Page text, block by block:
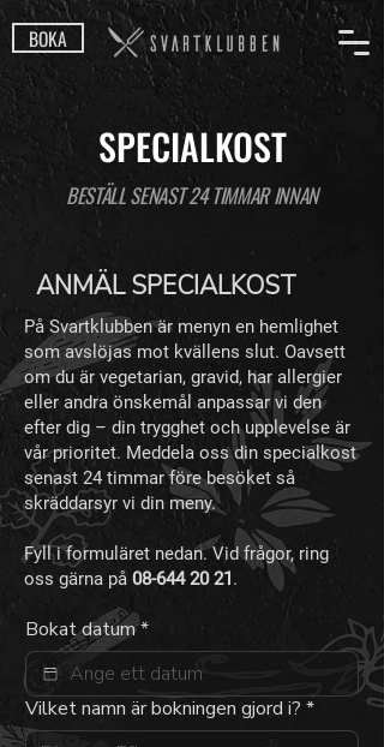
BOKA
SPECIALKOST
BESTÄLL SENAST 24 TIMMAR INNAN
ANMÄL SPECIALKOST
På Svartklubben är menyn en hemlighet
som avslöjas mot kvällens slut. Oavsett
om du är vegetarian, gravid, har allergier
eller andra önskemål anpassar vi den
efter dig – din trygghet och upplevelse är
vår prioritet. Meddela oss din specialkost
senast 24 timmar före besöket så
skräddarsyr vi din meny.
Fyll i formuläret nedan. Vid frågor, ring
oss gärna på 08-644 20 21.​
Bokat datum*
Vilket namn är bokningen gjord i? *